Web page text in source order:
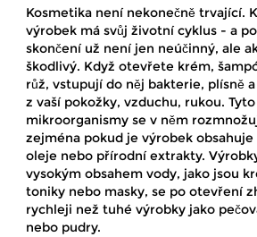
Kosmetika není nekonečně trvající.
výrobek má svůj životní cyklus - a
skončení už není jen neúčinný, ale
škodlivý. Když otevřete krém,
růž, vstupují do něj bakterie, plísně
z vaší pokožky, vzduchu, rukou. Tyto
mikroorganismy se v něm
zejména pokud je výrobek obsahuje
oleje nebo přírodní extrakty.
vysokým obsahem vody, jako jsou
toniky nebo masky, se po otevření
rychleji než tuhé výrobky jako
nebo pudry.